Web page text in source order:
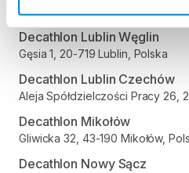
Objazdowa 9, 59-220 Legnica,
Decathlon Lublin Węglin
Gęsia 1, 20-719 Lublin, Polska
Decathlon Lublin Czechów
Aleja Spółdzielczości Pracy 26,
Decathlon Mikołów
Gliwicka 32, 43-190 Mikołów,
Decathlon Nowy Sącz